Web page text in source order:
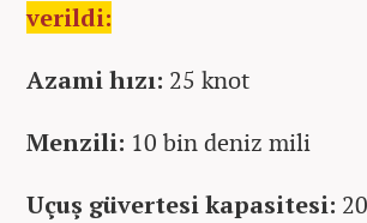
verildi:
Azami hızı: 25 knot
Menzili: 10 bin deniz mili
Uçuş güvertesi kapasitesi: